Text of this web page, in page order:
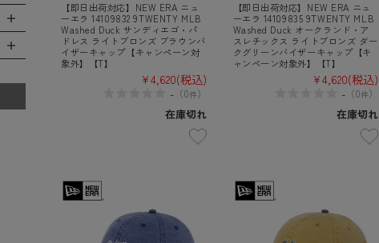
【即日出荷対応】NEW ERA ニュ
ーエラ 14109832 9TWENTY MLB
Washed Duck サンディエゴ・パ
ドレス ライトブロンズ ブラウンバ
イザーキャップ【キャンペーン対
象外】【T】
¥4,620(税込)
-（0件）
在庫切れ
【即日出荷対応】NEW ERA ニュ
ーエラ 14109835 9TWENTY MLB
Washed Duck オークランド・ア
スレチックス ライトブロンズ ダー
クグリーンバイザーキャップ【キ
ャンペーン対象外】【T】
¥4,620(税込)
- （0件）
在庫切れ